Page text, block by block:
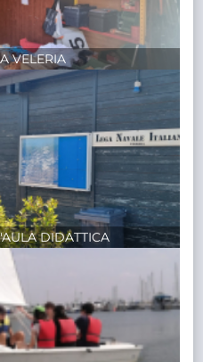
VELERIA
DIDATTICA